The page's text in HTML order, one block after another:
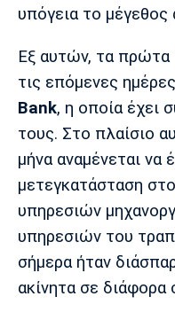
υπόγεια το μέγεθος
Εξ αυτών, τα πρώτα
τις επόμενες
Bank, η οποία έχει
τους. Στο πλαίσιο
μήνα αναμένεται να
μετεγκατάσταση
υπηρεσιών
υπηρεσιών του
σήμερα ήταν
ακίνητα σε διάφορα